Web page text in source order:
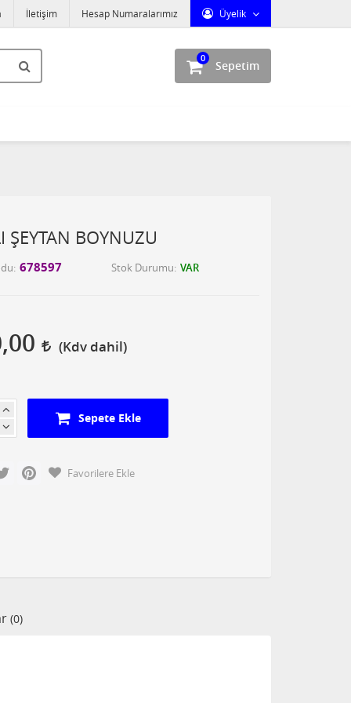
Üyelik
İletişim Hesap Numaralarımız
Sepetim
0
ŞEYTAN BOYNUZU
678597 Stok Durumu VAR
Sepete Ekle
Twitter PinterestFavorilere Ekle
(0)